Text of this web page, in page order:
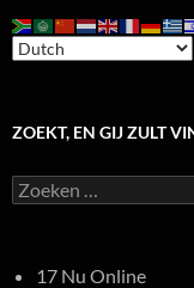
ZOEKT, EN GIJ ZULT
Zoeken
naar:
17 Nu Online